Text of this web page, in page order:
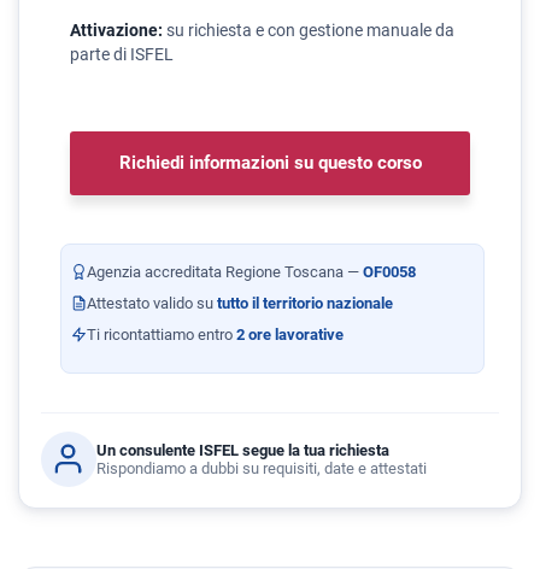
Attivazione: su richiesta e con gestione manuale da
parte di ISFEL
Richiedi informazioni su questo corso
Agenzia accreditata Regione Toscana — OF0058
Attestato valido su tutto il territorio nazionale
Ti ricontattiamo entro 2 ore lavorative
Un consulente ISFEL segue la tua richiesta
Rispondiamo a dubbi su requisiti, date e attestati